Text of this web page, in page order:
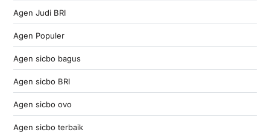
Agen Judi BRI
Agen Populer
Agen sicbo bagus
Agen sicbo BRI
Agen sicbo ovo
Agen sicbo terbaik